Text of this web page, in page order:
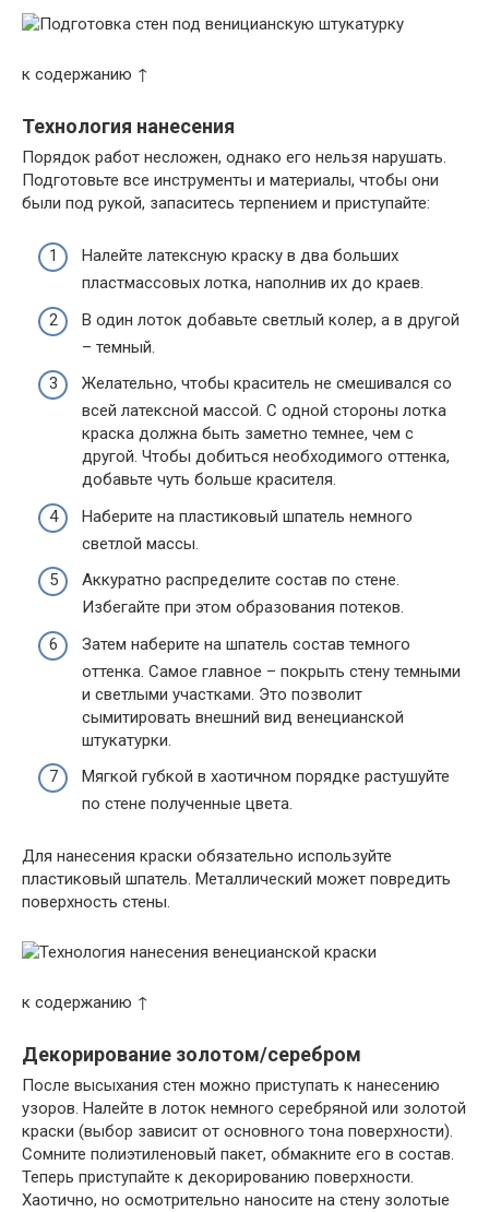
к содержанию ↑
Технология нанесения
Порядок работ несложен, однако его нельзя нарушать.
Подготовьте все инструменты и материалы, чтобы они
были под рукой, запаситесь терпением и приступайте:
Налейте латексную краску в два больших
пластмассовых лотка, наполнив их до краев.
В один лоток добавьте светлый колер, а в другой
– темный.
Желательно, чтобы краситель не смешивался со
всей латексной массой. С одной стороны лотка
краска должна быть заметно темнее, чем с
другой. Чтобы добиться необходимого оттенка,
добавьте чуть больше красителя.
Наберите на пластиковый шпатель немного
светлой массы.
Аккуратно распределите состав по стене.
Избегайте при этом образования потеков.
Затем наберите на шпатель состав темного
оттенка. Самое главное – покрыть стену темными
и светлыми участками. Это позволит
сымитировать внешний вид венецианской
штукатурки.
Мягкой губкой в хаотичном порядке растушуйте
по стене полученные цвета.
Для нанесения краски обязательно используйте
пластиковый шпатель. Металлический может повредить
поверхность стены.
к содержанию ↑
Декорирование золотом/серебром
После высыхания стен можно приступать к нанесению
узоров. Налейте в лоток немного серебряной или золотой
краски (выбор зависит от основного тона поверхности).
Сомните полиэтиленовый пакет, обмакните его в состав.
Теперь приступайте к декорированию поверхности.
Хаотично, но осмотрительно наносите на стену золотые